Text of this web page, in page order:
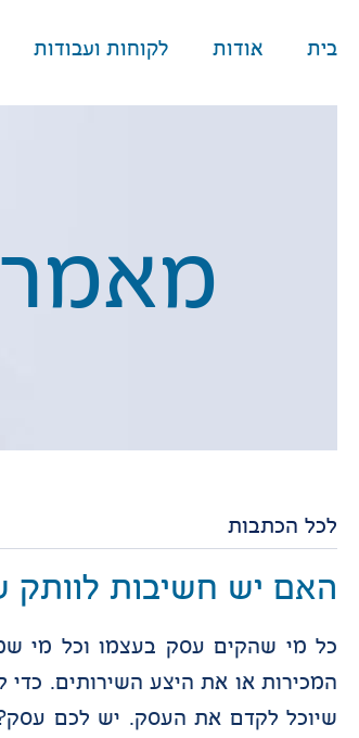
בית אודות לקוחות ועבודות
לכל הכתבות
האם יש חשיבות
כל מי שהקים עסק בעצמו וכל מי
המכירות או את היצע השירותים.
שיוכל לקדם את העסק. יש לכם